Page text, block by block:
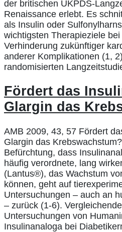
der britischen UKPDS-
Renaissance erlebt. Es
als Insulin oder
wichtigsten Therapieziele
Verhinderung zukünftiger
anderer Komplikationen (1,
randomisierten
Fördert das
Glargin das
AMB 2009, 43, 57 Fördert
Glargin das
Befürchtung, dass
häufig verordnete, lang
(Lantus®), das Wachstum
können, geht auf
Untersuchungen – auch an
– zurück (1-6).
Untersuchungen von
Insulinanaloga bei